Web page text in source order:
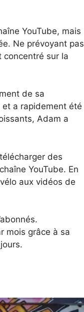
YouTube, mais
Ne prévoyant pas
concentré sur la
de sa
et a rapidement été
Adam a
des
YouTube. En
aux vidéos de
mois grâce à sa